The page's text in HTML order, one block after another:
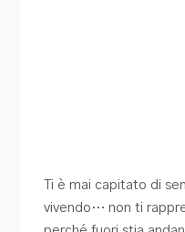
Ti è mai capitato di
vivendo… non ti